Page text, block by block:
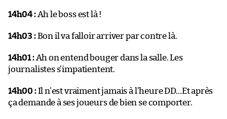
14h04 :Ah le boss est là !
14h03 :Bon il va falloir arriver par contre là.
14h01 :Ah on entend bouger dans la salle. Les
journalistes s’impatientent.
14h00 :Il n’est vraiment jamais à l’heure DD…Et après
ça demande à ses joueurs de bien se comporter.